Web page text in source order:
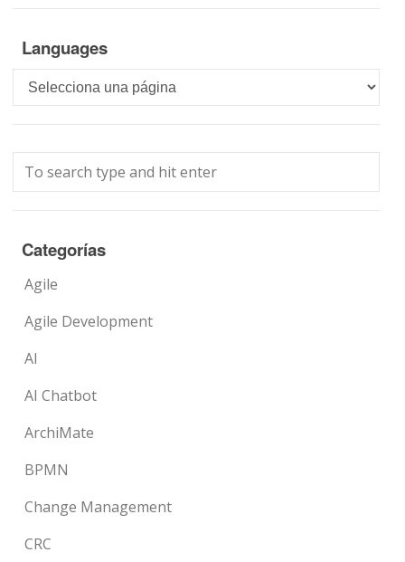
Languages
Languages
Categorías
Agile
Agile Development
AI
AI Chatbot
ArchiMate
BPMN
Change Management
CRC